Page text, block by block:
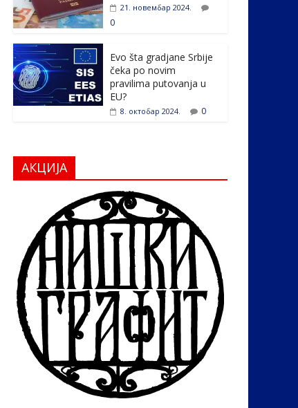
21. новембар 2024.
0
Evo šta gradjane Srbije
čeka po novim
pravilima putovanja u
EU?
8. октобар 2024. 0
АКЦИЈА